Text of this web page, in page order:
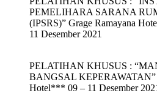
PEMELIHARA SARANA
(IPSRS)” Grage Ramayana
11 Desember 2021
PELATIHAN KHUSUS :
BANGSAL KEPERAWATAN”
Hotel*** 09 – 11 Desember